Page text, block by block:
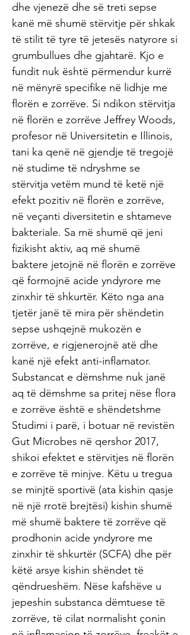
dhe vjenezë dhe së treti sepse
kanë më shumë stërvitje për shkak
të stilit të tyre të jetesës natyrore si
grumbullues dhe gjahtarë. Kjo e
fundit nuk është përmendur kurrë
në mënyrë specifike në lidhje me
florën e zorrëve. Si ndikon stërvitja
në florën e zorrëve Jeffrey Woods,
profesor në Universitetin e Illinois,
tani ka qenë në gjendje të tregojë
në studime të ndryshme se
stërvitja vetëm mund të ketë një
efekt pozitiv në florën e zorrëve,
në veçanti diversitetin e shtameve
bakteriale. Sa më shumë që jeni
fizikisht aktiv, aq më shumë
baktere jetojnë në florën e zorrëve
që formojnë acide yndyrore me
zinxhir të shkurtër. Këto nga ana
tjetër janë të mira për shëndetin
sepse ushqejnë mukozën e
zorrëve, e rigjenerojnë atë dhe
kanë një efekt anti-inflamator.
Substancat e dëmshme nuk janë
aq të dëmshme sa pritej nëse flora
e zorrëve është e shëndetshme
Studimi i parë, i botuar në revistën
Gut Microbes në qershor 2017,
shikoi efektet e stërvitjes në florën
e zorrëve të minjve. Këtu u tregua
se minjtë sportivë (ata kishin qasje
në një rrotë brejtësi) kishin shumë
më shumë baktere të zorrëve që
prodhonin acide yndyrore me
zinxhir të shkurtër (SCFA) dhe për
këtë arsye kishin shëndet të
qëndrueshëm. Nëse kafshëve u
jepeshin substanca dëmtuese të
zorrëve, të cilat normalisht çonin